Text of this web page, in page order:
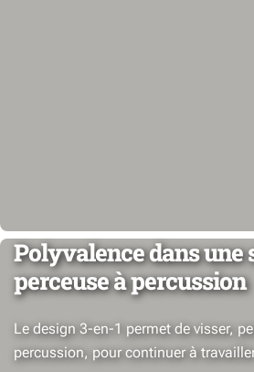
Polyvalence dans une
perceuse à percussion
Le design 3-en-1 permet de visser,
percussion, pour continuer à